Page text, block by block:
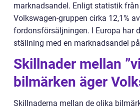
marknadsandel. Enligt statistik
Volkswagen-gruppen cirka 12,1%
fordonsförsäljningen. I Europa har
ställning med en marknadsandel
Skillnader mellan
bilmärken äger
Skillnaderna mellan de olika